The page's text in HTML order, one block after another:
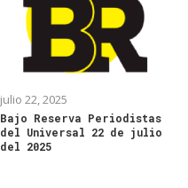
julio 22, 2025
Bajo Reserva Periodistas
del Universal 22 de julio
del 2025